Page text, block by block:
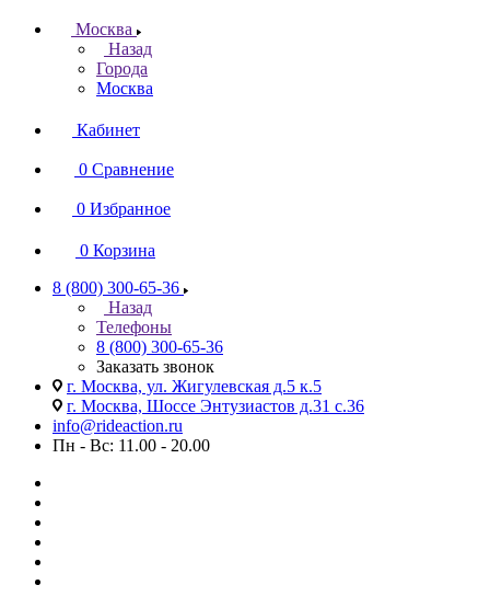
Москва
Назад
Города
Москва
Кабинет
0 Сравнение
0 Избранное
0 Корзина
8 (800) 300-65-36
Назад
Телефоны
8 (800) 300-65-36
Заказать звонок
г. Москва, ул. Жигулевская д.5 к.5
г. Москва, Шоссе Энтузиастов д.31 с.36
info@rideaction.ru
Пн - Вс: 11.00 - 20.00